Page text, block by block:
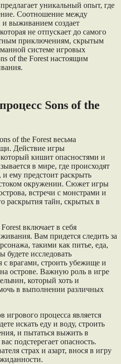
уникальный опыт, где
Соотношение между
выживанием создает
не отпускает до самого
приключениям, скрытым
системе игровых
of the Forest настоящим
Sons of the
of the Forest весьма
Действие игры
который кишит опасностями и
в мире, где происходят
ему предстоит раскрыть
окружении. Сюжет игры
встречи с монстрами и
раскрытия тайн, скрытых в
включает в себя
Вам придется следить за
такими как питье, еда,
будете исследовать
врагами, строить убежище и
острове. Важную роль в игре
который хоть и
в выполнении различных
процесса является
искать еду и воду, строить
и пытаться выжить в
подстерегает опасность.
страх и азарт, внося в игру